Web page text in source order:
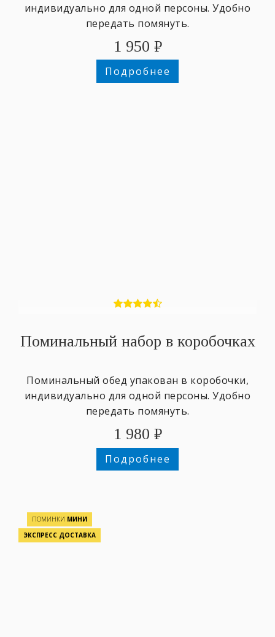
индивидуально для одной персоны. Удобно
передать помянуть.
1 950 ₽
Подробнее
Поминальный набор в коробочках
Поминальный обед упакован в коробочки,
индивидуально для одной персоны. Удобно
передать помянуть.
1 980 ₽
Подробнее
ПОМИНКИ МИНИ
ЭКСПРЕСС ДОСТАВКА